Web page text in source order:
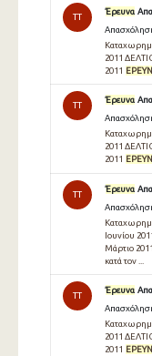
TT
Έρευνα
2011
2011
TT
Έρευνα
2011
2011
TT
Έρευνα
Ιουνίου
Μάρτιο 2011
κατά τον ...
TT
Έρευνα
2011
2011